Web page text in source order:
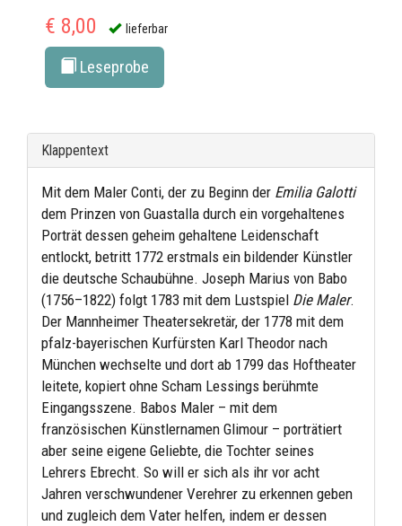
€ 8,00 lieferbar
Leseprobe
Klappentext
Mit dem Maler Conti, der zu Beginn der Emilia Galotti
dem Prinzen von Guastalla durch ein vorgehaltenes
Porträt dessen geheim gehaltene Leidenschaft
entlockt, betritt 1772 erstmals ein bildender Künstler
die deutsche Schaubühne. Joseph Marius von Babo
(1756–1822) folgt 1783 mit dem Lustspiel Die Maler.
Der Mannheimer Theatersekretär, der 1778 mit dem
pfalz-bayerischen Kurfürsten Karl Theodor nach
München wechselte und dort ab 1799 das Hoftheater
leitete, kopiert ohne Scham Lessings berühmte
Eingangsszene. Babos Maler – mit dem
französischen Künstlernamen Glimour – porträtiert
aber seine eigene Geliebte, die Tochter seines
Lehrers Ebrecht. So will er sich als ihr vor acht
Jahren verschwundener Verehrer zu erkennen geben
und zugleich dem Vater helfen, indem er dessen